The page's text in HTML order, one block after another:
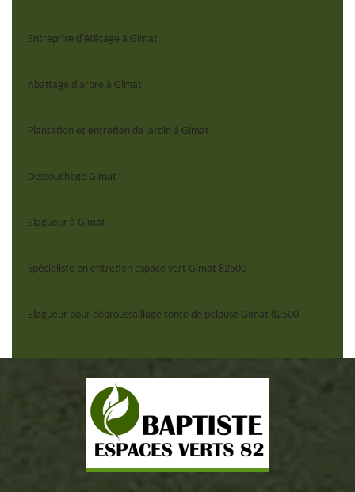
Entreprise d'étêtage à Gimat
Abattage d'arbre à Gimat
Plantation et entretien de jardin à Gimat
Dessouchage Gimat
Elagueur à Gimat
Spécialiste en entretien espace vert Gimat 82500
Elagueur pour débroussaillage tonte de pelouse Gimat 82500